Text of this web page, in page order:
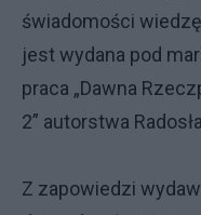
świadomości
jest wydana pod
praca „Dawna
2” autorstwa
Z zapowiedzi